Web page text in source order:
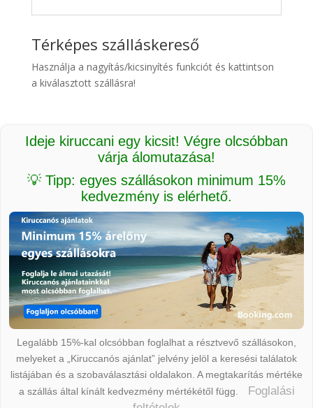
Térképes szálláskereső
Használja a nagyítás/kicsinyítés funkciót és kattintson
a kiválasztott szállásra!
Ideje kiruccani egy kicsit! Végre olcsóbban
várja álomutazása!
💡 Tipp: egyes szállásokon minimum 15%
kedvezmény is elérhető.
Legalább 15%-kal olcsóbban foglalhat a résztvevő szállásokon,
melyeket a „Kiruccanós ajánlat” jelvény jelöl a keresési találatok
listájában és a szobaválasztási oldalakon. A megtakarítás mértéke
a szállás által kínált kedvezmény mértékétől függ.
Foglalási